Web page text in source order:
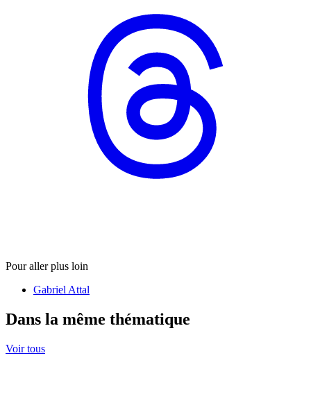
Pour aller plus loin
Gabriel Attal
Dans la même thématique
Voir tous